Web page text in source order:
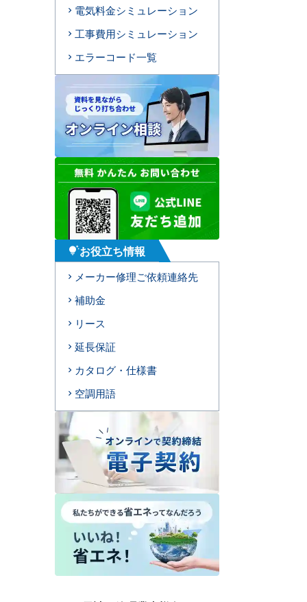
電気料金シミュレーション
工事費用シミュレーション
エラーコード一覧
tips_and_updatesお役立ち情報
メーカー修理ご依頼連絡先
補助金
リース
延長保証
カタログ・仕様書
空調用語